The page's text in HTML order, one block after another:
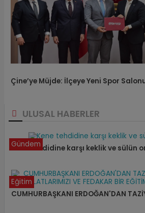
Çine’ye Müjde: İlçeye Yeni Spor
ULUSAL HABERLER
Kene tehdidine karşı keklik ve sülün
Gündem
CUMHURBAŞKANI ERDOĞAN'DAN
Eğitim